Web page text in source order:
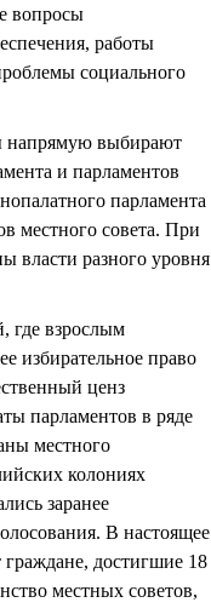
вопросы
работы
социального
напрямую выбирают
и парламентов
парламента
местного совета. При
власти разного уровня
где взрослым
избирательное право
ценз
парламентов в ряде
местного
колониях
заранее
В настоящее
достигшие 18
местных советов,